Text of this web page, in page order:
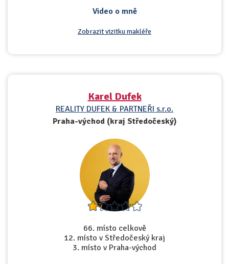
Video o mně
Zobrazit vizitku makléře
Karel Dufek
REALITY DUFEK & PARTNEŘI s.r.o.
Praha-východ (kraj Středočeský)
66. místo celkově
12. místo v Středočeský kraj
3. místo v Praha-východ